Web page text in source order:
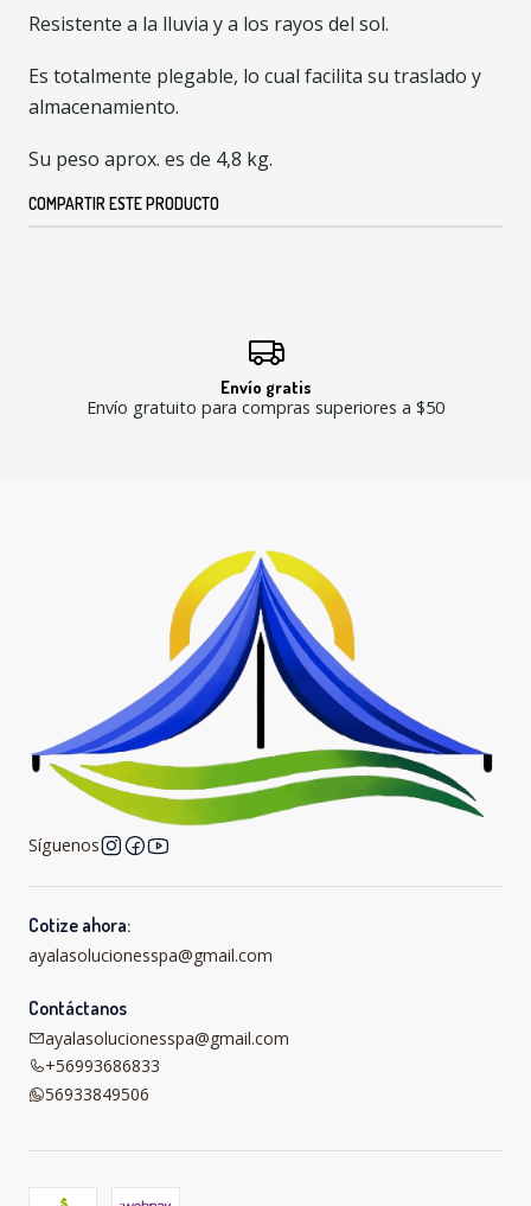
Resistente a la lluvia y a los rayos del sol.
Es totalmente plegable, lo cual facilita su traslado y
almacenamiento.
Su peso aprox. es de 4,8 kg.
COMPARTIR ESTE PRODUCTO
Envío gratis
Envío gratuito para compras superiores a $50
Síguenos
Cotize ahora:
ayalasolucionesspa@gmail.com
Contáctanos
ayalasolucionesspa@gmail.com
+56993686833
56933849506